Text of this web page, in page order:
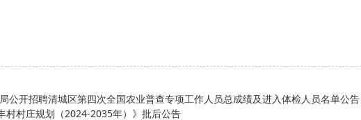
公开招聘清城区第四次全国农业普查专项工作人员总成绩及进入体检人员名单公告
村村庄规划（2024-2035年）》批后公告